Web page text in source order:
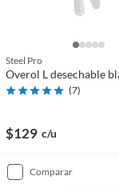
Steel Pro
Overol L desechable
(7)
$129 c/u
comparar